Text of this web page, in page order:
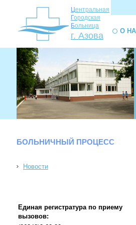
Центральная
Городская
Больница
г. Азова О
БОЛЬНИЧНЫЙ ПРОЦЕСС
Новости
Единая регистратура по приему
вызовов: